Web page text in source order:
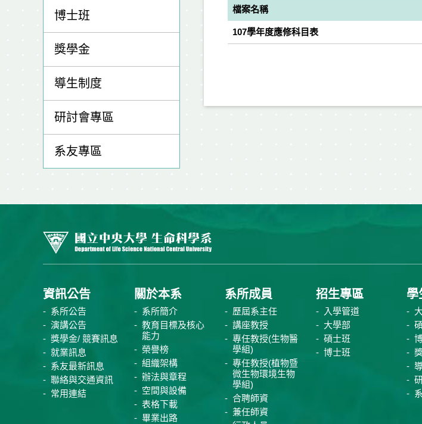
博士班
獎學金
導生制度
研討會專區
系友專區
檔案名稱
107學年度應修科目表
資訊公告
系所公告
演講公告
獎學金/ 競賽訊息
就業訊息
系友最新訊息
聯絡與交通資訊
常用連結
關於本系
系所簡介
教育目標及核心
能力
榮譽榜
組織架構
辦法與章程
空間與設備
表格下載
畢業出路
系所成員
歷屆系主任
講座教授
專任教授(生物醫
學組)
專任教授(植物暨
微生物環境生物
學組)
合聘師資
兼任師資
招生專區
入學管道
大學部
碩士班
博士班
學